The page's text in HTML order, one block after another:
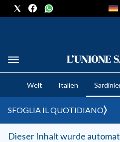
CRONACA SARDEGNA
CAGLIARI
SULCIS IGLESIENTE
MEDIO CAMPIDANO
Welt Italien
SFOGLIA IL QUOTIDIANO
Dieser Inhalt wurde